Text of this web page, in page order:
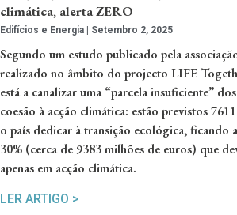
climática, alerta ZERO
Edifícios e Energia Setembro 2, 2025
Segundo um estudo publicado pela
realizado no âmbito do projecto LIFE
está a canalizar uma “parcela insuficiente”
coesão à acção climática: estão previstos
o país dedicar à transição ecológica, ficando
30% (cerca de 9383 milhões de euros) que
apenas em acção climática.
LER ARTIGO >